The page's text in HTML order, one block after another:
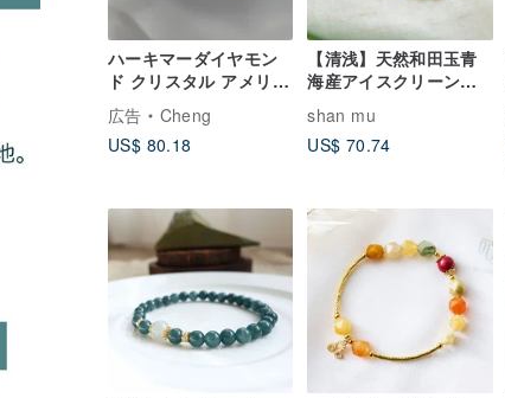
ハーキマーダイヤモン
ド クリスタル アメリカ
ンクォーツブレスレッ
ト ブラックスピネル ブ
レスレット
広告
Cheng
US$ 80.18
【清浅】天然和田玉青
海産アイスクリーンオ
ールドタイプビーズ グ
ラデーションターコイ
ズ シングルブレスレッ
shan mu
US$ 70.74